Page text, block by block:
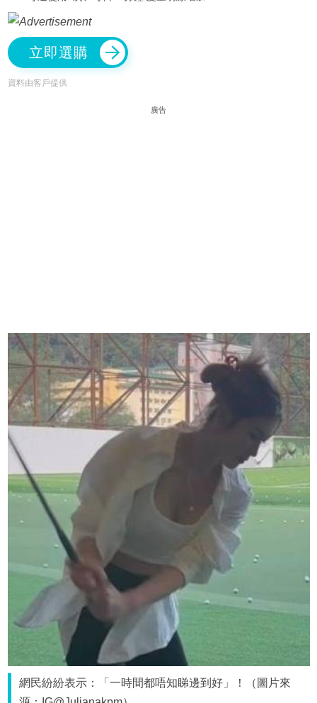
立即選購
資料由客戶提供
廣告
網民紛紛表示：「一時間都唔知睇邊到好」！（圖片來